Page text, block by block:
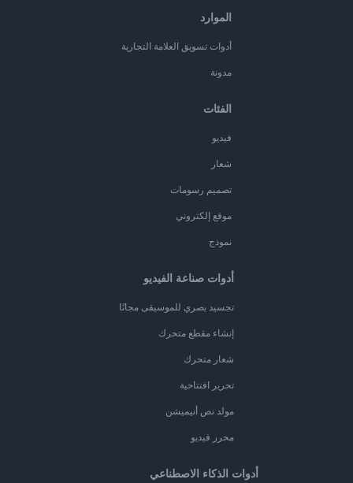
الموارد
أدوات تسويق العلامة التجارية
مدونة
الفئات
فيديو
شعار
تصميم رسومات
موقع إلكتروني
نموذج
أدوات صناعة الفيديو
تجسيد بصري للموسيقى مجانًا
إنشاء مقطع متحرك
شعار متحرك
تحرير افتتاحية
مولد نص أنيميشن
محرر فيديو
أدوات الذكاء الاصطناعي